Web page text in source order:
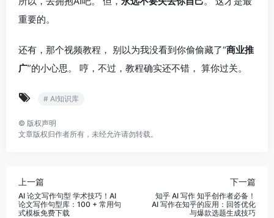
重要的。
还有，那个视频教程， 别以为我没看到你偷偷藏了“商业推
广”的小心思。 哼，不过，教程确实还不错， 算你过关。
# AI知识库
© 版权声明
文章版权归作者所有，未经允许请勿转载。
上一篇
AI 论文写作句型 学术技巧！AI
论文写作句型库：100 + 常用句
式模板免费下载
下一篇
知乎 AI 写作 知乎创作者必备！
AI 写作在知乎的应用：回答优化
与爆款选题生成技巧